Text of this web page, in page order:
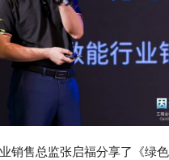
销售总监张启福分享了《绿